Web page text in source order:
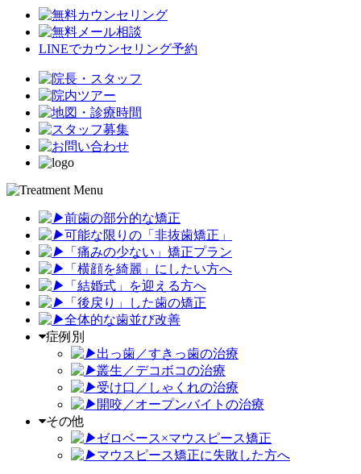
LINEでカウンセリング予約
前歯の部分的な矯正
可能な限りの「非抜歯矯正 」
「 痛みの少ない」矯正プラン
「 横顔を綺麗」にしたい方へ
「 結婚式」を迎える方へ
「 後戻り」した歯の矯正
全体的な歯並び改善
症例別
出っ歯／すきっ歯の治療
叢生／デコボコの治療
受け口／しゃくれの治療
開咬／オープンバイトの治療
その他
ゼロベース×マウスピース矯正
マウスピース矯正に失敗した方へ